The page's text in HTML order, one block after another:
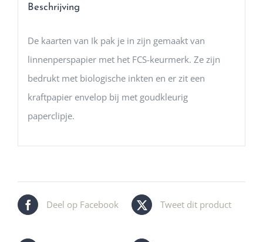
Beschrijving
De kaarten van Ik pak je in zijn gemaakt van
linnenperspapier met het FCS-keurmerk. Ze zijn
bedrukt met biologische inkten en er zit een
kraftpapier envelop bij met goudkleurig
paperclipje.
Deel op Facebook Tweet dit product